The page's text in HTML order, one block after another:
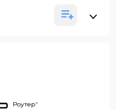
Роутер*